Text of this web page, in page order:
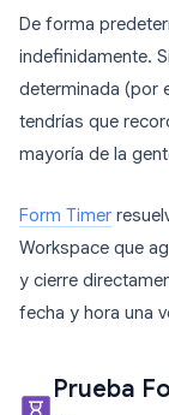
De forma
indefinidamente.
determinada (por
tendrías que
mayoría de la
Form Timer
Workspace que
y cierre
fecha y hora una
Prueba